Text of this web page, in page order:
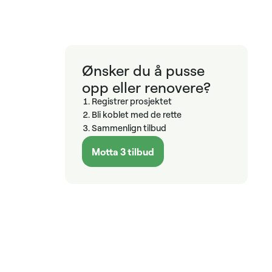
Ønsker du å pusse
opp eller renovere?
Registrer prosjektet
Bli koblet med de rette
Sammenlign tilbud
Motta 3 tilbud